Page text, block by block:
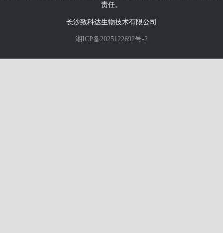
责任。
长沙致科达生物技术有限公司
湘ICP备2025122692号-2